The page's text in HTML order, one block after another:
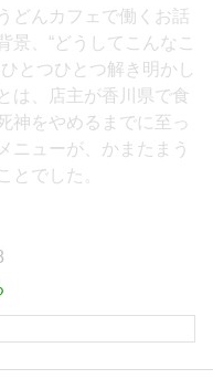
どんカフェで働くお話
景、“どうしてこんなこ
とつひとつ解き明かし
は、店主が香川県で食
神をやめるまでに至っ
ニューが、かまたまう
とでした。